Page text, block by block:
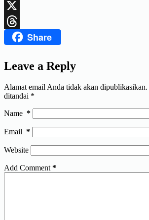
LinkedIn
X
ThreadsShare
Leave a Reply
Alamat email Anda tidak akan dipublikasikan.
ditandai *
Name *
Email *
Website
Add Comment *